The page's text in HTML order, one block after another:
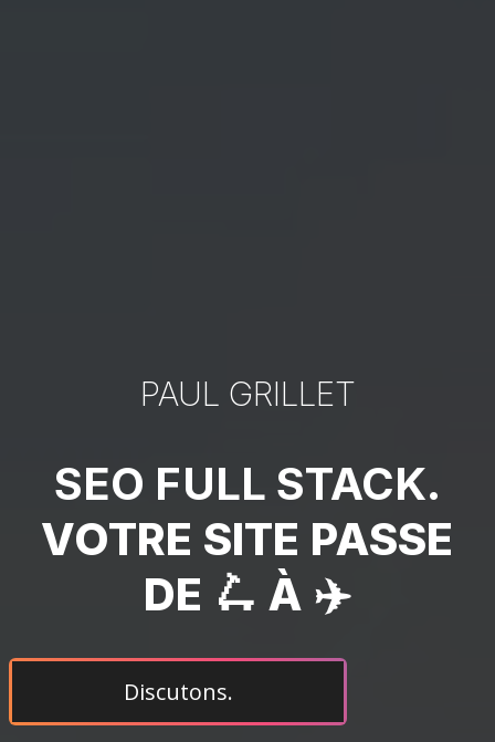
PAUL GRILLET
SEO FULL STACK.
VOTRE SITE PASSE
DE 🛴 À ✈️
Discutons.